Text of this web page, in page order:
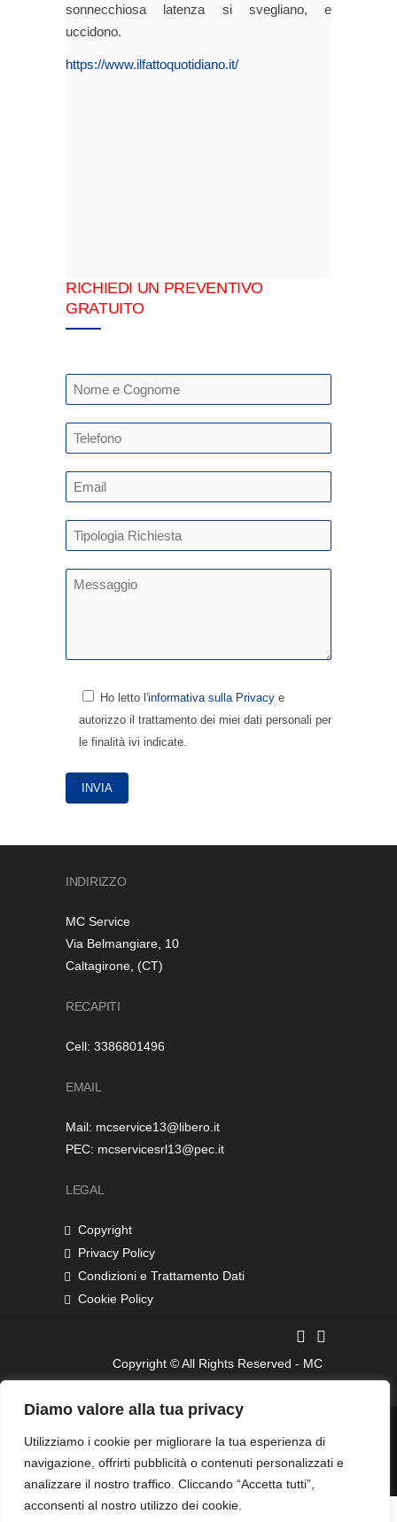
Diamo valore alla tua privacy
Utilizziamo i cookie per migliorare la tua esperienza di
navigazione, offrirti pubblicità o contenuti personalizzati e
analizzare il nostro traffico. Cliccando “Accetta tutti”,
acconsenti al nostro utilizzo dei cookie.
sonnecchiosa latenza si svegliano, e
uccidono.
https://www.ilfattoquotidiano.it/
RICHIEDI UN PREVENTIVO
GRATUITO
Ho letto l'informativa sulla Privacy e
autorizzo il trattamento dei miei dati personali per
le finalità ivi indicate.
INDIRIZZO
MC Service
Via Belmangiare, 10
Caltagirone, (CT)
RECAPITI
Cell: 3386801496
EMAIL
Mail: mcservice13@libero.it
PEC: mcservicesrl13@pec.it
LEGAL
Copyright
Privacy Policy
Condizioni e Trattamento Dati
Cookie Policy
Copyright © All Rights Reserved - MC
designed by